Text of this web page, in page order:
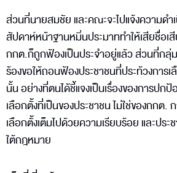
ส่วนที่นายสมชัย และคณะจะไปแจ้งความด
สัปดาห์หน้าฐานหมิ่นประมาททำให้เสียชื่อเ
กกต.ก็ถูกฟ้องเป็นประจำอยู่แล้ว ส่วนที่กลุ่
ร้องขอให้ถอนฟ้องประชาชนที่ประท้วงการเ
นั้น อย่างที่ตนได้ชี้แจงเป็นเรื่องของการปก
เลือกตั้งที่เป็นของประชาชน ไม่ใช่ของกกต.
เลือกตั้งเต็มไปด้วยความเรียบร้อย และปร
ใต้กฎหมาย